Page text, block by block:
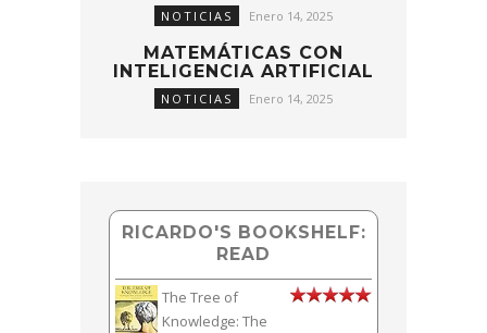
NOTICIAS Enero 14, 2025
MATEMÁTICAS CON
INTELIGENCIA ARTIFICIAL
NOTICIAS Enero 14, 2025
RICARDO'S BOOKSHELF:
READ
The Tree of
Knowledge: The